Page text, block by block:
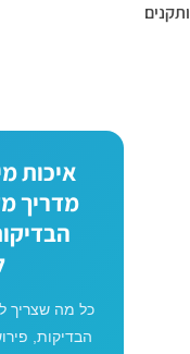
ותקנים
איכות
מדריך
כל מה שצריך
הבדיקות,